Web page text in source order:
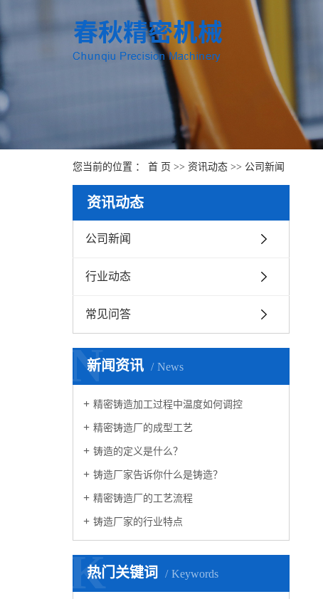
您当前的位置 ： 首 页 >> 资讯动态 >> 公司新闻
资讯动态
公司新闻
行业动态
常见问答
新闻资讯 News
N
精密铸造加工过程中温度如何调控
精密铸造厂的成型工艺
铸造的定义是什么？
铸造厂家告诉你什么是铸造？
精密铸造厂的工艺流程
铸造厂家的行业特点
热门关键词 Keywords
K